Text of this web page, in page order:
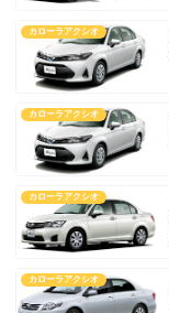
カローラアクシオ
カローラアクシオ
カローラアクシオ
カローラアクシオ